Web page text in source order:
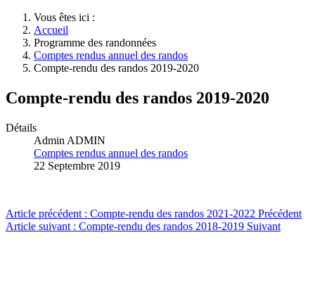
Vous êtes ici :
Accueil
Programme des randonnées
Comptes rendus annuel des randos
Compte-rendu des randos 2019-2020
Compte-rendu des randos 2019-2020
Détails
Admin ADMIN
Comptes rendus annuel des randos
22 Septembre 2019
Article précédent : Compte-rendu des randos 2021-2022 Précédent
Article suivant : Compte-rendu des randos 2018-2019 Suivant